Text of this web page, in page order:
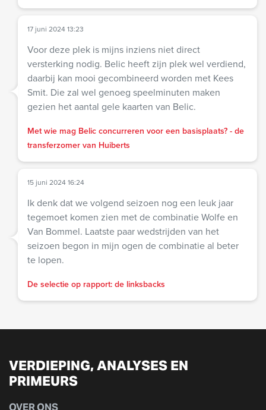
17 juni 2024 13:23
Voor deze plek is mijns inziens niet direct
versterking nodig. Belic heeft zijn plek wel verdiend,
daarbij kan mooi gecombineerd worden met Kees
Smit. Die zal wel genoeg speelminuten maken
gezien het aantal gele kaarten van Belic.
Met wie mag Belic concurreren voor een basisplaats? - de
transferzomer van Huiberts
15 juni 2024 16:24
Ik denk dat we volgend seizoen nog een leuk jaar
tegemoet komen zien met de combinatie Wolfe en
Van Bommel. Laatste paar wedstrijden van het
seizoen begon in mijn ogen de combinatie al beter
te lopen.
De selectie op rapport: de linksbacks
VERDIEPING, ANALYSES EN
PRIMEURS
OVER ONS